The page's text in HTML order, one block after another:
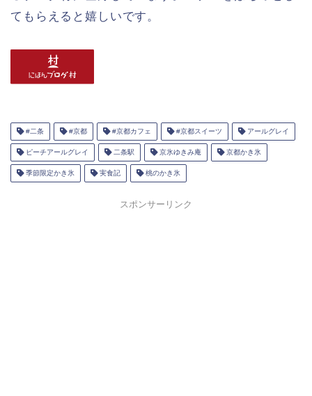
てもらえると嬉しいです。
#二条 #京都 #京都カフェ #京都スイーツ アールグレイ
ピーチアールグレイ 二条駅 京氷ゆきみ庵 京都かき氷
季節限定かき氷 実食記 桃のかき氷
スポンサーリンク